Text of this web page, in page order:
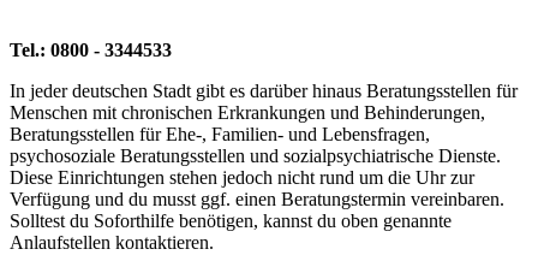
Tel.: 0800 - 3344533
In jeder deutschen Stadt gibt es darüber hinaus Beratungsstellen für
Menschen mit chronischen Erkrankungen und Behinderungen,
Beratungsstellen für Ehe-, Familien- und Lebensfragen,
psychosoziale Beratungsstellen und sozialpsychiatrische Dienste.
Diese Einrichtungen stehen jedoch nicht rund um die Uhr zur
Verfügung und du musst ggf. einen Beratungstermin vereinbaren.
Solltest du Soforthilfe benötigen, kannst du oben genannte
Anlaufstellen kontaktieren.